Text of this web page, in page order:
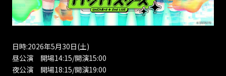
日時:2026年5月30日(土)
昼公演 開場14:15/開演15:00
夜公演 開場18:15/開演19:00